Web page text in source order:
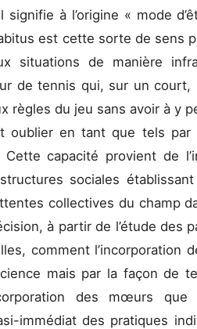
à l’origine « mode
est cette sorte de sens
situations de manière
de tennis qui, sur un court,
règles du jeu sans avoir à y
oublier en tant que tels par
Cette capacité provient de
sociales
collectives du champ
à partir de l’étude des
comment l’incorporation
mais par la façon de
des mœurs que
immédiat des pratiques